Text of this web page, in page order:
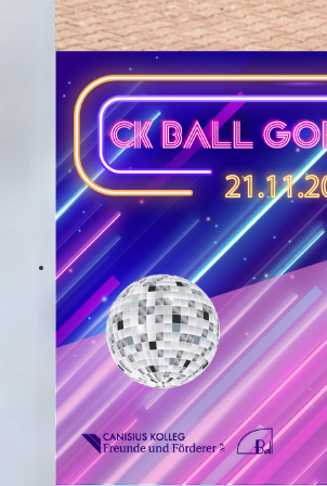
Wir machen Schule
Unterstützen Sie das Projekt